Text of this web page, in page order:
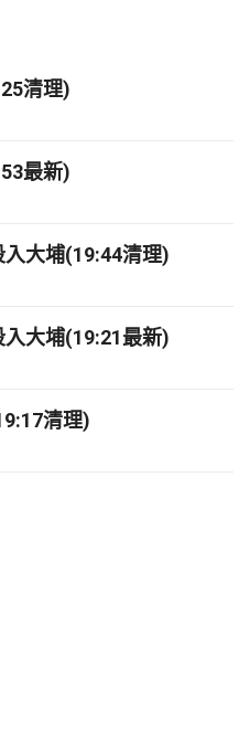
清理)
最新)
大埔(19:44清理)
大埔(19:21最新)
清理)